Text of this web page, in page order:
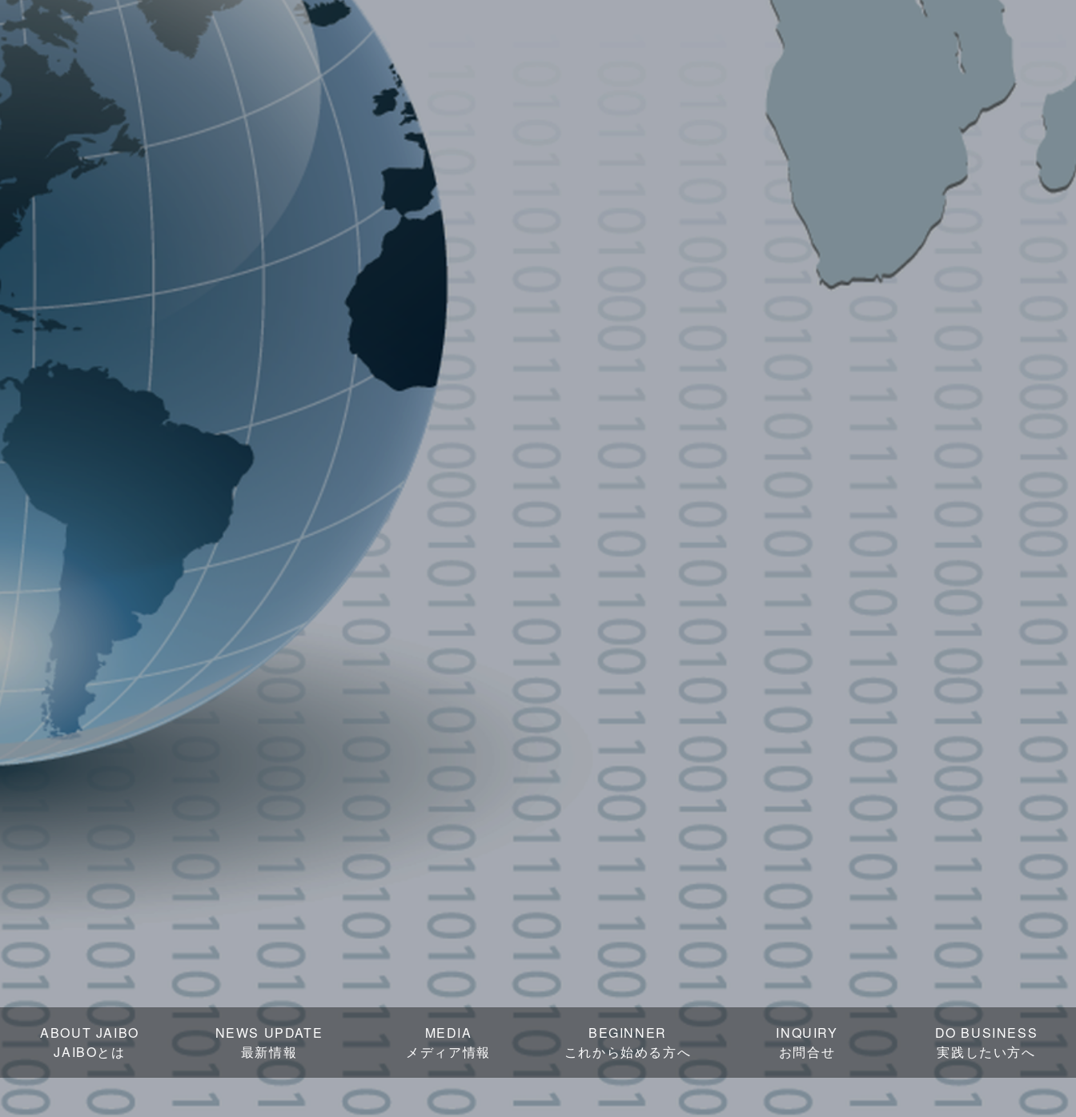
ABOUT JAIBO
JAIBOとは
NEWS UPDATE
最新情報
MEDIA
メディア情報
BEGINNER
これから始める方へ
INQUIRY
お問合せ
DO BUSINESS
実践したい方へ